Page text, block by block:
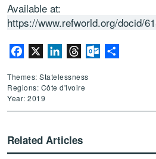
Available at:
https://www.refworld.org/docid/
Facebook LinkedInThreadsOutlook.com
Themes: Statelessness
Regions: Côte d'Ivoire
Year: 2019
Related Articles